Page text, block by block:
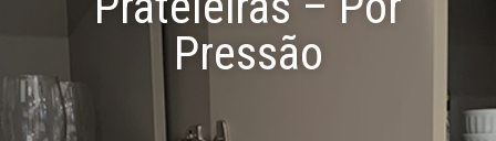
Pressão